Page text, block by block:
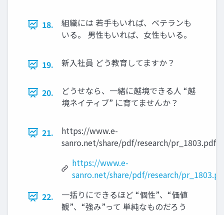
18.
組織には 若手もいれば、ベテランも
いる。 男性もいれば、女性もいる。
19. 新入社員 どう教育してますか？
20.
どうせなら、一緒に越境できる人 “越
境ネイティブ” に育てませんか？
21.
https://www.e-
sanro.net/share/pdf/research/pr_1803.pdf
https://www.e-
sanro.net/share/pdf/research/
22.
一括りにできるほど “個性”、“価値
観”、“強み”って 単純なものだろう